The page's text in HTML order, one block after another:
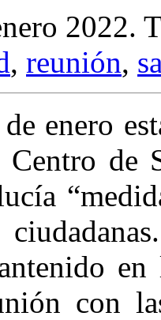
2022.
, reunión,
enero
Centro
con